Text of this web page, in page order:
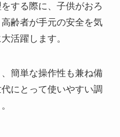
する際に、子供がおろ
齢者が手元の安全を気
活躍します。
簡単な操作性も兼ね備
にとって使いやすい調